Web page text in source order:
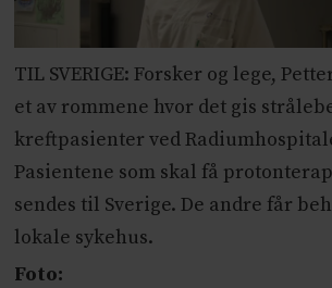
TIL SVERIGE: Forsker og lege,
et av rommene hvor det gis
kreftpasienter ved
Pasientene som skal få
sendes til Sverige. De andre får
lokale sykehus.
Foto: